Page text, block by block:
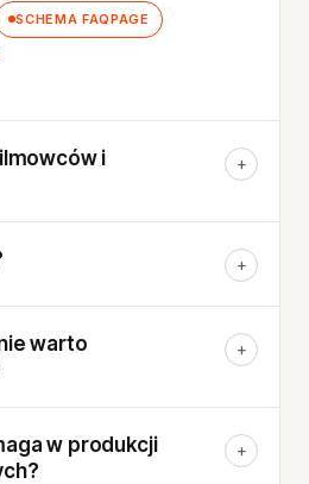
SCHEMA FAQPAGE
i
+
+
warto
+
w produkcji
+